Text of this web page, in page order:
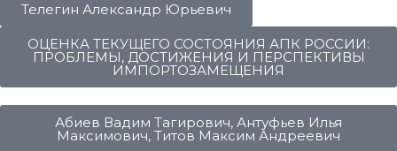
Телегин Александр Юрьевич
ОЦЕНКА ТЕКУЩЕГО СОСТОЯНИЯ АПК РОССИИ:
ПРОБЛЕМЫ, ДОСТИЖЕНИЯ И ПЕРСПЕКТИВЫ
ИМПОРТОЗАМЕЩЕНИЯ
Абиев Вадим Тагирович, Антуфьев Илья
Максимович, Титов Максим Андреевич